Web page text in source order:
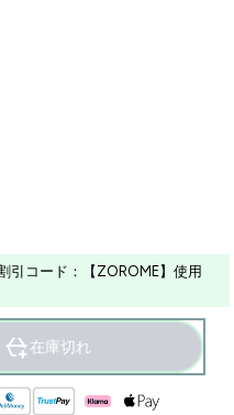
引コード：【ZOROME】使用
在庫切れ